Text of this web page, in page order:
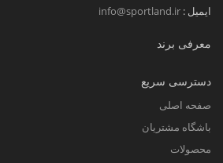
ایمیل : info@sportland.ir
معرفی برند
دسترسی سریع
صفحه اصلی
باشگاه مشتریان
محصولات